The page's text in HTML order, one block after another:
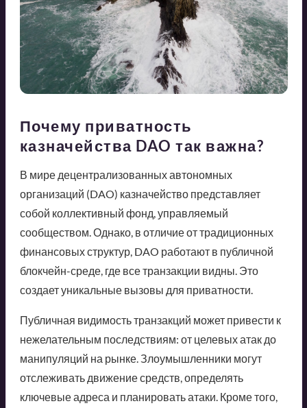
Почему приватность
казначейства DAO так важна?
В мире децентрализованных автономных
организаций (DAO) казначейство представляет
собой коллективный фонд, управляемый
сообществом. Однако, в отличие от традиционных
финансовых структур, DAO работают в публичной
блокчейн-среде, где все транзакции видны. Это
создает уникальные вызовы для приватности.
Публичная видимость транзакций может привести к
нежелательным последствиям: от целевых атак до
манипуляций на рынке. Злоумышленники могут
отслеживать движение средств, определять
ключевые адреса и планировать атаки. Кроме того,